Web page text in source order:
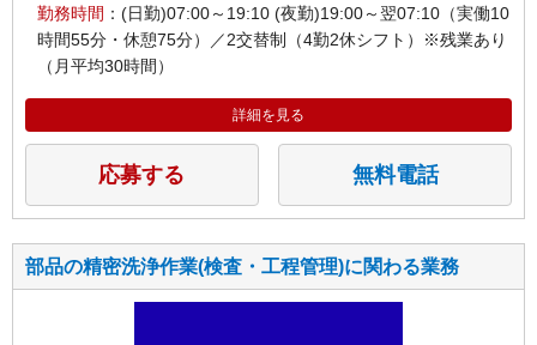
勤務時間 ：(日勤)07:00～19:10 (夜勤)19:00～翌07:10（実働10
時間55分・休憩75分）／2交替制（4勤2休シフト）※残業あり
（月平均30時間）
詳細を見る
応募する 無料電話
部品の精密洗浄作業(検査・工程管理)に関わる業務